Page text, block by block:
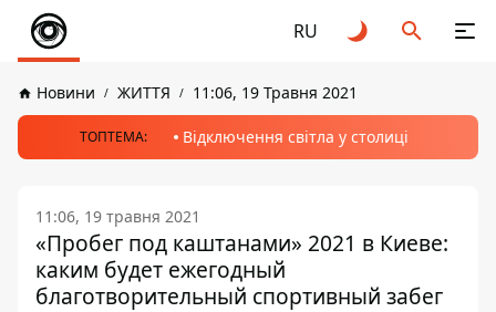
RU
Новини ЖИТТЯ 11:06, 19 Травня 2021
ТОПТЕМА: Відключення світла у столиці
11:06, 19 травня 2021
«Пробег под каштанами» 2021 в Киеве:
каким будет ежегодный
благотворительный спортивный забег